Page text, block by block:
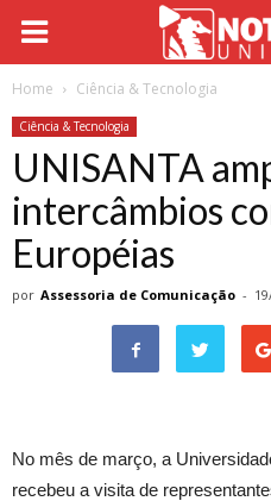
Home Ciência & Tecnologia
Ciência & Tecnologia
UNISANTA
intercâmbios
Européias
por Assessoria de Comunicação -
No mês de março, a
recebeu a visita de